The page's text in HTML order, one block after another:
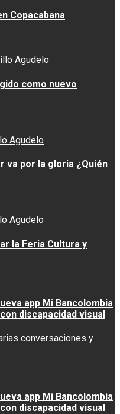
Copacabana
Agudelo
como nuevo
Agudelo
va por la gloria ¿Quién
Agudelo
la Feria Cultura y
app Mi Bancolombia
discapacidad visual
conversaciones y
app Mi Bancolombia
discapacidad visual